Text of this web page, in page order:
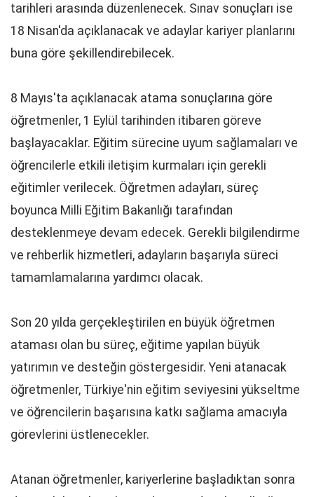
tarihleri arasında düzenlenecek. Sınav sonuçları ise
18 Nisan'da açıklanacak ve adaylar kariyer planlarını
buna göre şekillendirebilecek.
8 Mayıs'ta açıklanacak atama sonuçlarına göre
öğretmenler, 1 Eylül tarihinden itibaren göreve
başlayacaklar. Eğitim sürecine uyum sağlamaları ve
öğrencilerle etkili iletişim kurmaları için gerekli
eğitimler verilecek. Öğretmen adayları, süreç
boyunca Milli Eğitim Bakanlığı tarafından
desteklenmeye devam edecek. Gerekli bilgilendirme
ve rehberlik hizmetleri, adayların başarıyla süreci
tamamlamalarına yardımcı olacak.
Son 20 yılda gerçekleştirilen en büyük öğretmen
ataması olan bu süreç, eğitime yapılan büyük
yatırımın ve desteğin göstergesidir. Yeni atanacak
öğretmenler, Türkiye'nin eğitim seviyesini yükseltme
ve öğrencilerin başarısına katkı sağlama amacıyla
görevlerini üstlenecekler.
Atanan öğretmenler, kariyerlerine başladıktan sonra